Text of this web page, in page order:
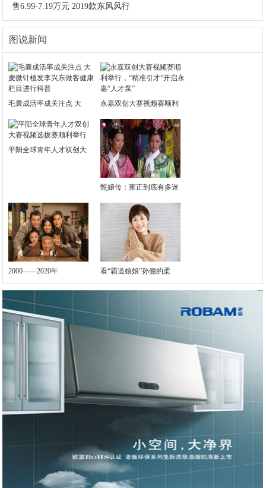
·售6.99-7.19万元 2019款东风风行
图说新闻
毛囊成活率成关注点 大 永嘉双创大赛视频赛顺利
平阳全球青年人才双创大
甄嬛传：雍正到底有多迷
2000——2020年 看“霸道娘娘”孙俪的柔